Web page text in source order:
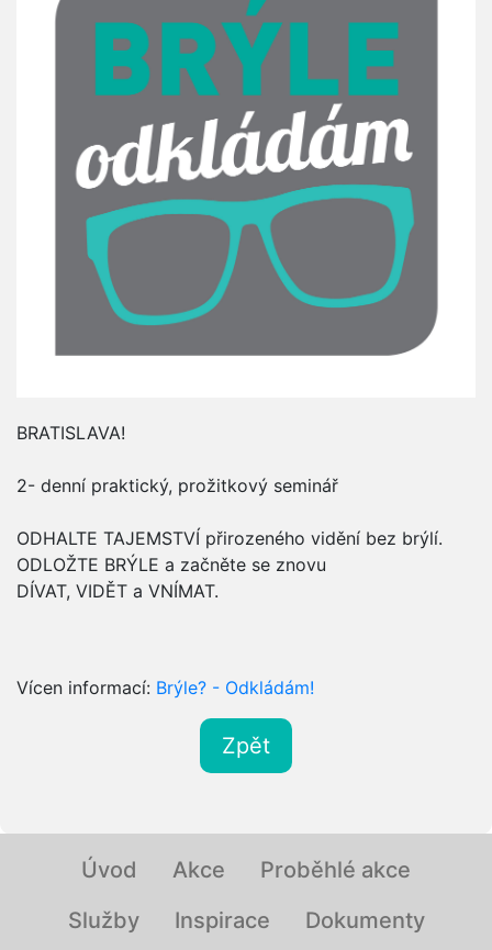
BRATISLAVA!
2- denní praktický, prožitkový seminář
ODHALTE TAJEMSTVÍ přirozeného vidění bez brýlí.
ODLOŽTE BRÝLE a začněte se znovu
DÍVAT, VIDĚT a VNÍMAT.
Vícen informací: Brýle? - Odkládám!
Zpět
Úvod Akce
Proběhlé akce
Služby
Inspirace Dokumenty